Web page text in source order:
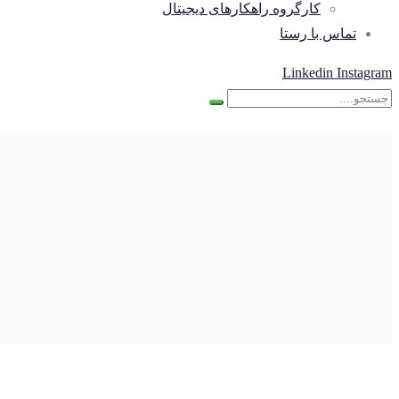
کارگروه راهکارهای دیجیتال
تماس با رستا
Linkedin Instagram